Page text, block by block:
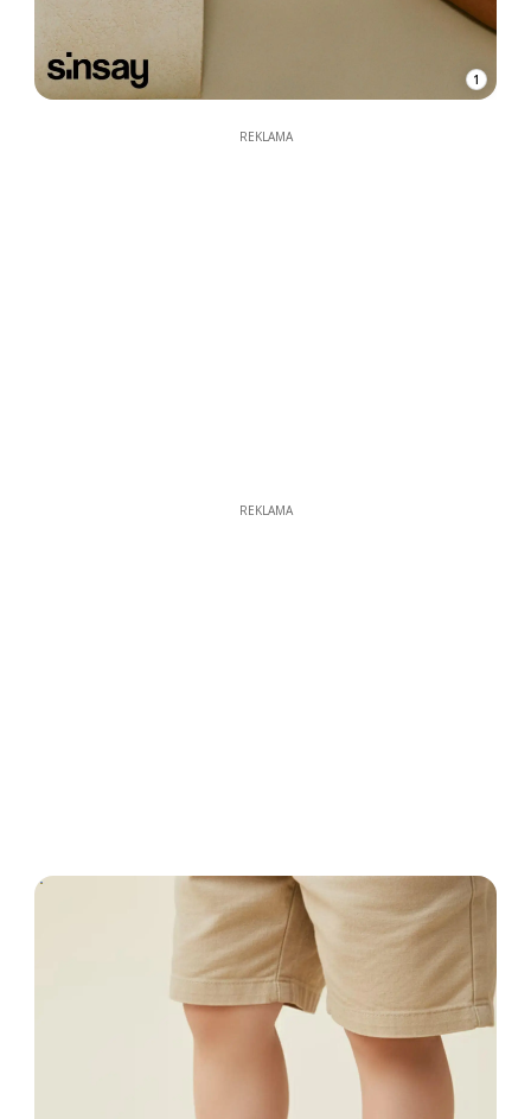
1
REKLAMA
REKLAMA